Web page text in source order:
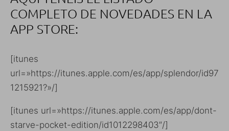
COMPLETO DE NOVEDADES EN LA
APP STORE:
[itunes
url=»https://itunes.apple.com/es/app/splendor/id97
1215921?»/]
[itunes url=»https://itunes.apple.com/es/app/dont-
starve-pocket-edition/id1012298403″/]